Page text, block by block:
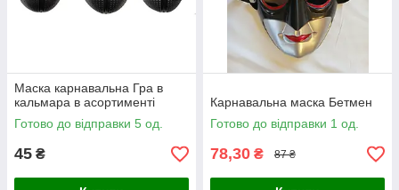
Маска карнавальна Гра в
кальмара в асортименті
Готово до відправки 5 од.
45 ₴
Карнавальна маска Бетмен
Готово до відправки 1 од.
78,30 ₴ 87 ₴